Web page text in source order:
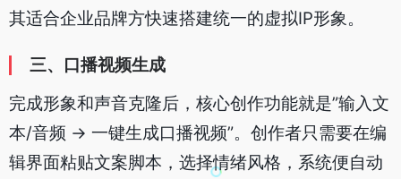
其适合企业品牌方快速搭建统一的虚拟IP形象。
三、口播视频生成
完成形象和声音克隆后，核心创作功能就是”输入文
本/音频 → 一键生成口播视频”。创作者只需要在编
辑界面粘贴文案脚本，选择情绪风格，系统便自动